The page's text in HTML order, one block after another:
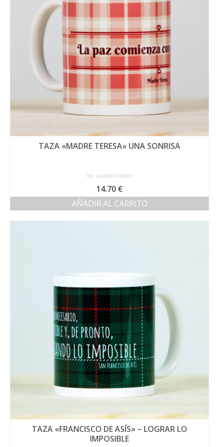
TAZA «MADRE TERESA» UNA SONRISA
NO CLASIFICADOS
14.70 €
AÑADIR AL CARRITO
TAZA «FRANCISCO DE ASÍS» – LOGRAR LO
IMPOSIBLE